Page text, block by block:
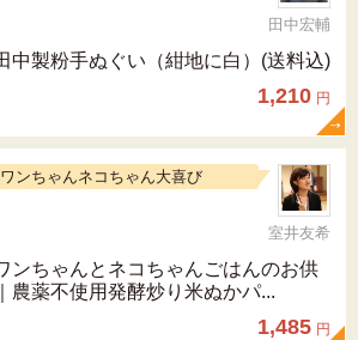
田中宏輔
中製粉手ぬぐい（紺地に白）(送料込)
1,210 円
ワンちゃんネコちゃん大喜び
室井友希
ンちゃんとネコちゃんごはんのお供
｜農薬不使用発酵炒り米ぬかパ...
1,485 円